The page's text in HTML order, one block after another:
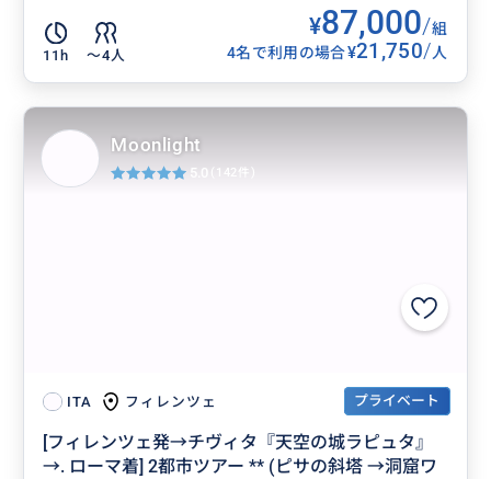
11h 〜4人
¥87,000/組
4名で利用の場合¥21,750/人
ITA フィレンツェ プライベート
[フィレンツェ発→チヴィタ『天空の城ラピュタ』
→. ローマ着] 2都市ツアー ** (ピサの斜塔 →洞窟ワ
Moonlight
5.0 (142件)